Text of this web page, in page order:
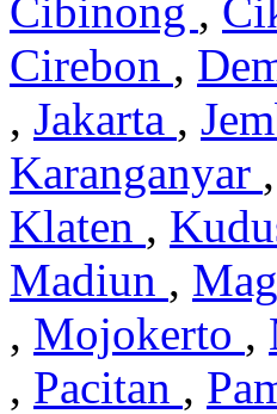
Cibinong ,
Cirebon ,
, Jakarta ,
Karanganyar ,
Klaten ,
Madiun ,
, Mojokerto ,
, Pacitan ,